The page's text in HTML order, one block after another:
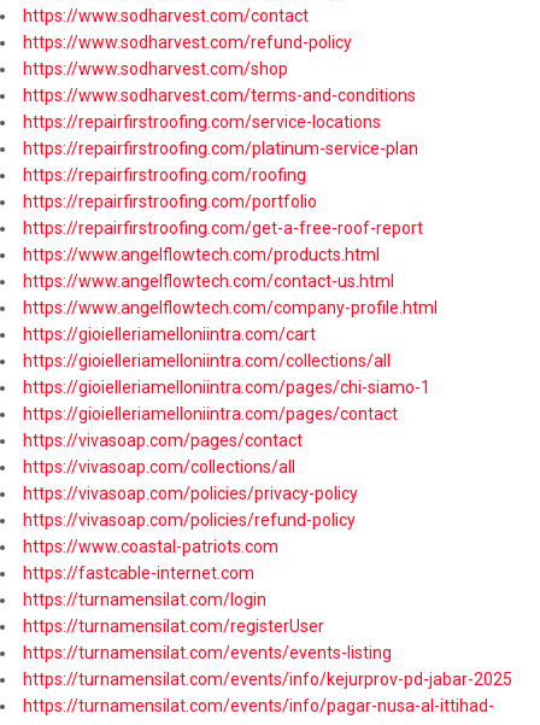
https://www.sodharvest.com/contact
https://www.sodharvest.com/refund-policy
https://www.sodharvest.com/shop
https://www.sodharvest.com/terms-and-conditions
https://repairfirstroofing.com/service-locations
https://repairfirstroofing.com/platinum-service-plan
https://repairfirstroofing.com/roofing
https://repairfirstroofing.com/portfolio
https://repairfirstroofing.com/get-a-free-roof-report
https://www.angelflowtech.com/products.html
https://www.angelflowtech.com/contact-us.html
https://www.angelflowtech.com/company-profile.html
https://gioielleriamelloniintra.com/cart
https://gioielleriamelloniintra.com/collections/all
https://gioielleriamelloniintra.com/pages/chi-siamo-1
https://gioielleriamelloniintra.com/pages/contact
https://vivasoap.com/pages/contact
https://vivasoap.com/collections/all
https://vivasoap.com/policies/privacy-policy
https://vivasoap.com/policies/refund-policy
https://www.coastal-patriots.com
https://fastcable-internet.com
https://turnamensilat.com/login
https://turnamensilat.com/registerUser
https://turnamensilat.com/events/events-listing
https://turnamensilat.com/events/info/kejurprov-pd-jabar-2025
https://turnamensilat.com/events/info/pagar-nusa-al-ittihad-